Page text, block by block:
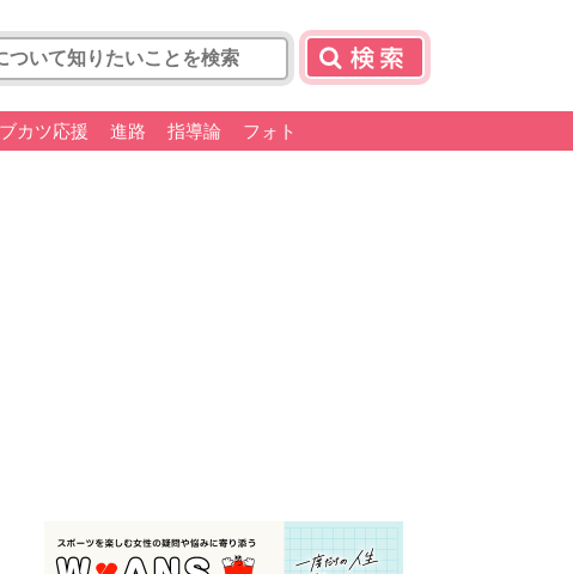
ブカツ応援 進路 指導論 フォト